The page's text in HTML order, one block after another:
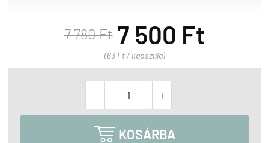
7 780 Ft 7 500 Ft
(63 Ft / kapszula)
 
 KOSÁRBA